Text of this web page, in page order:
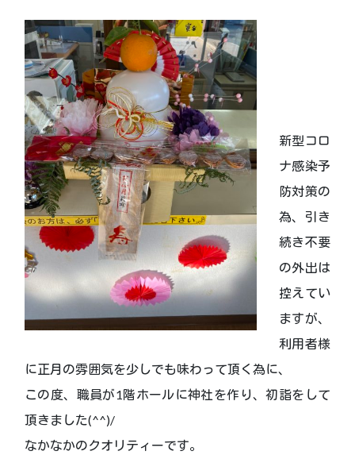
新型コロ
ナ感染予
防対策の
為、引き
続き不要
の外出は
控えてい
ますが、
利用者様
に正月の雰囲気を少しでも味わって頂く為に、
この度、職員が1階ホールに神社を作り、初詣をして
頂きました(^^)/
なかなかのクオリティーです。